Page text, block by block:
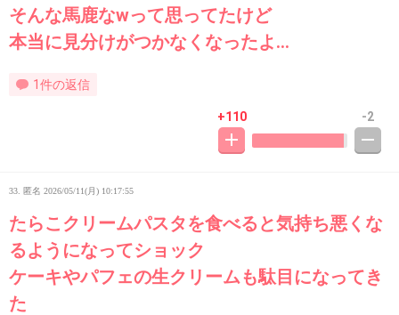
そんな馬鹿なwって思ってたけど
本当に見分けがつかなくなったよ…
1件の返信
+110 -2
33. 匿名 2026/05/11(月) 10:17:55
たらこクリームパスタを食べると気持ち悪くな
るようになってショック
ケーキやパフェの生クリームも駄目になってき
た